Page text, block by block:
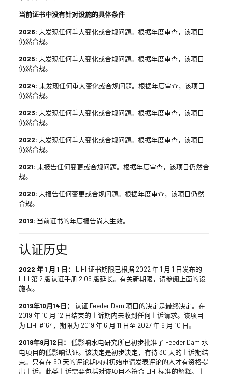
当前证书中没有针对设施的具体条件
2026: 未发现任何重大变化或合规问题。根据年度审查，该项目
仍然合规。
2025: 未发现任何重大变化或合规问题。根据年度审查，该项目
仍然合规。
2024: 未发现任何重大变化或合规问题。根据年度审查，该项目
仍然合规。
2023: 未发现任何重大变化或合规问题。根据年度审查，该项目
仍然合规。
2022: 未发现任何重大变化或合规问题。根据年度审查，该项目
仍然合规。
2021: 未报告任何变更或合规问题。根据年度审查，该项目仍然合
规。
2020: 未报告任何变更或合规问题。根据年度审查，该项目仍然
合规。
2019: 当前证书的年度报告尚未生效。
认证历史
2022 年 1 月 1 日：
LIHI 证书期限已根据 2022 年 1 月 1 日发布的
LIHI 第 2 版认证手册 2.05 版延长。有关新期限，请参阅上面的设
施表。
2019年10月14日：
认证 Feeder Dam 项目的决定是最终决定。在
2019 年 10 月 12 日结束的上诉期内未收到任何上诉请求。该项目
为 LIHI #164，期限为 2019 年 6 月 11 日至 2027 年 6 月 10 日。
2019年9月12日：
低影响水电研究所已初步批准了 Feeder Dam 水
电项目的低影响认证。该决定是初步决定，有待 30 天的上诉期结
束。只有在 60 天的评论期内对初始申请发表评论的人才有资格提
出上诉。此类上诉需要包括对该项目不符合 LIHI 标准的解释。上